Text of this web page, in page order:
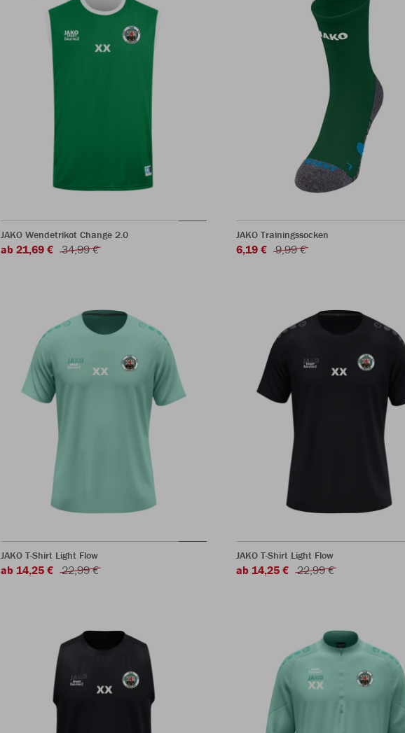
JAKO Wendetrikot Change 2.0
ab 21,69 € 34,99 €
JAKO Trainingssocken
6,19 € 9,99 €
JAKO T-Shirt Light Flow
ab 14,25 € 22,99 €
JAKO T-Shirt Light Flow
ab 14,25 € 22,99 €